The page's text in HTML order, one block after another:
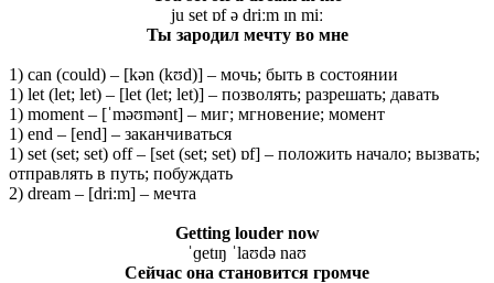
ju set ɒf ə driːm ɪn miː
Ты зародил мечту во мне
1) can (could) – [kən (kʊd)] – мочь; быть в состоянии
1) let (let; let) – [let (let; let)] – позволять; разрешать; давать
1) moment – [ˈməʊmənt] – миг; мгновение; момент
1) end – [end] – заканчиваться
1) set (set; set) off – [set (set; set) ɒf] – положить начало; вызвать;
отправлять в путь; побуждать
2) dream – [dri:m] – мечта
Getting louder now
ˈɡetɪŋ ˈlaʊdə naʊ
Сейчас она становится громче